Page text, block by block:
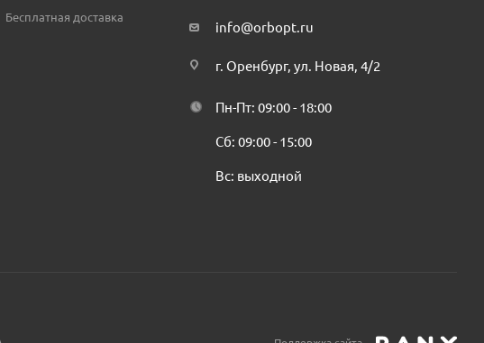
Бесплатная доставка
info@orbopt.ru
г. Оренбург, ул. Новая, 4/2
Пн-Пт: 09:00 - 18:00
Сб: 09:00 - 15:00
Вс: выходной